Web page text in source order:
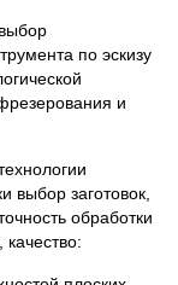
по эскизу
и
выбор заготовок,
обработки